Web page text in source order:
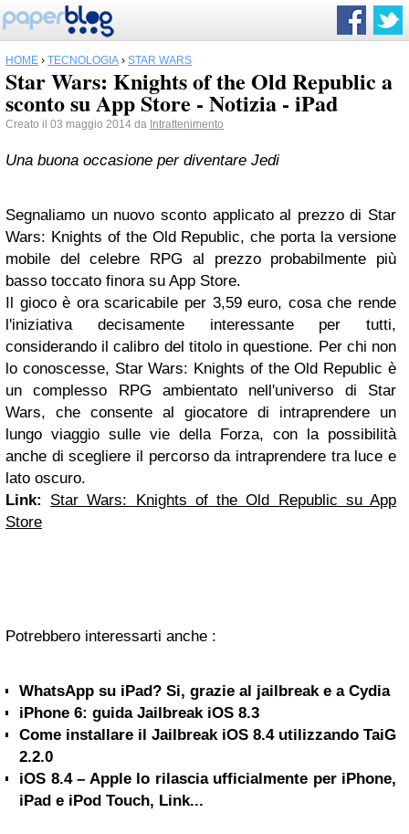
HOME › TECNOLOGIA › STAR WARS
Star Wars: Knights of the Old Republic a
sconto su App Store - Notizia - iPad
Creato il 03 maggio 2014 da Intrattenimento
Una buona occasione per diventare Jedi
Segnaliamo un nuovo sconto applicato al prezzo di Star
Wars: Knights of the Old Republic, che porta la versione
mobile del celebre RPG al prezzo probabilmente più
basso toccato finora su App Store.
Il gioco è ora scaricabile per 3,59 euro, cosa che rende
l'iniziativa decisamente interessante per tutti,
considerando il calibro del titolo in questione. Per chi non
lo conoscesse, Star Wars: Knights of the Old Republic è
un complesso RPG ambientato nell'universo di Star
Wars, che consente al giocatore di intraprendere un
lungo viaggio sulle vie della Forza, con la possibilità
anche di scegliere il percorso da intraprendere tra luce e
lato oscuro.
Link:
Star Wars: Knights of the Old Republic su App
Store
Potrebbero interessarti anche :
WhatsApp su iPad? Si, grazie al jailbreak e a Cydia
iPhone 6: guida Jailbreak iOS 8.3
Come installare il Jailbreak iOS 8.4 utilizzando TaiG
2.2.0
iOS 8.4 – Apple lo rilascia ufficialmente per iPhone,
iPad e iPod Touch, Link...